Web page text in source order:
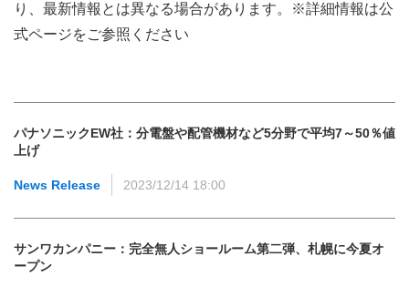
り、最新情報とは異なる場合があります。※詳細情報は公
式ページをご参照ください
パナソニックEW社：分電盤や配管機材など5分野で平均7～50％値
上げ
News Release 2023/12/14 18:00
サンワカンパニー：完全無人ショールーム第二弾、札幌に今夏オ
ープン